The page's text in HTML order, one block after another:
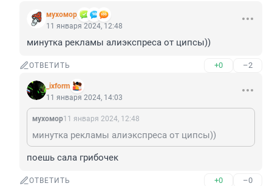
мухомор
11 января 2024, 12:48
минутка рекламы алиэкспреса от ципсы))
ОТВЕТИТЬ +0 –2
_ixform
11 января 2024, 14:03
мухомор11 января 2024, 12:48
минутка рекламы алиэкспреса от ципсы))
поешь сала грибочек
ОТВЕТИТЬ +0 –0